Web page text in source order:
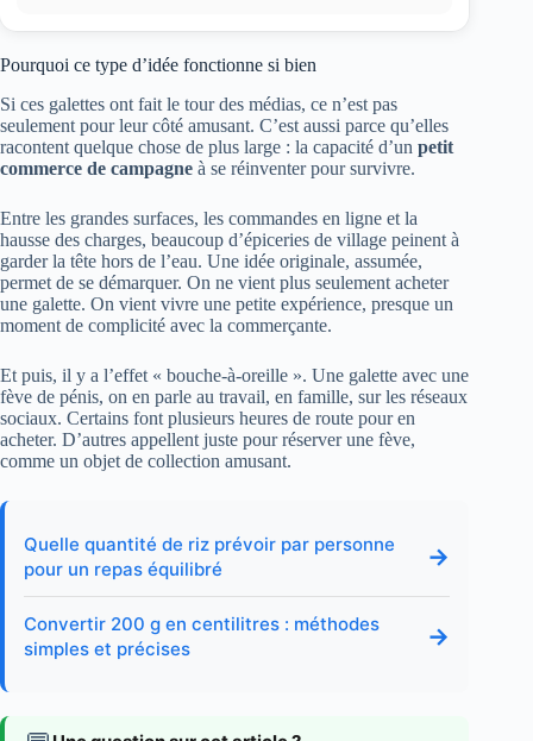
Pourquoi ce type d’idée fonctionne si bien
Si ces galettes ont fait le tour des médias, ce n’est pas
seulement pour leur côté amusant. C’est aussi parce qu’elles
racontent quelque chose de plus large : la capacité d’un petit
commerce de campagne à se réinventer pour survivre.
Entre les grandes surfaces, les commandes en ligne et la
hausse des charges, beaucoup d’épiceries de village peinent à
garder la tête hors de l’eau. Une idée originale, assumée,
permet de se démarquer. On ne vient plus seulement acheter
une galette. On vient vivre une petite expérience, presque un
moment de complicité avec la commerçante.
Et puis, il y a l’effet « bouche-à-oreille ». Une galette avec une
fève de pénis, on en parle au travail, en famille, sur les réseaux
sociaux. Certains font plusieurs heures de route pour en
acheter. D’autres appellent juste pour réserver une fève,
comme un objet de collection amusant.
Quelle quantité de riz prévoir par personne
pour un repas équilibré
→
Convertir 200 g en centilitres : méthodes
simples et précises
→